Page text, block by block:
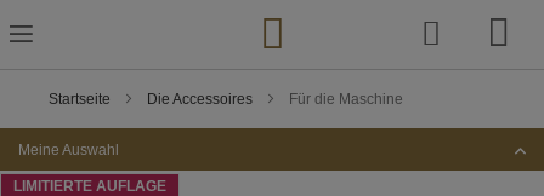
Inhalt
springen
Startseite Die Accessoires Für die Maschine
Meine Auswahl
LIMITIERTE AUFLAGE